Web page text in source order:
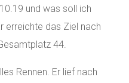
und was soll ich
erreichte das Ziel nach
44.
Rennen. Er lief nach